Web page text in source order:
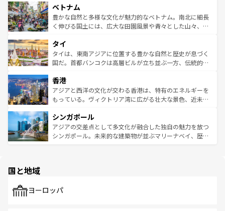
参照してほしい。
容にもいいと評判のスイーツなど、バラエティ豊かな料理
が味わえる。 なお、新着の台湾情報は コンテンツ一覧を参
照してほしい。
き、地方に足を延ばせば四季折々の自然美を楽しむことが
できる。そして、キムチや焼肉、絶品のストリートフード
まで、さまざまな韓国料理が待っている。夜には、韓国な
リティに包まれながら、韓国の多彩な魅力を心ゆくまで味
わってみてほしい。 なお、新着の韓国情報はコンテンツ一
覧を参照してほしい。
ベトナム
豊かな自然と多様な文化が魅力的なベトナム。南北に細長
く伸びる国土には、広大な田園風景や青々とした山々、世
急速な発展と共に伝統が息づく。ハノイの古い町並みやホ
ーチミン市のフランス統治時代の建物も、独特の雰囲気を
醸し出している。また、バラエティの豊かさとおいしさで
とつ。フォーやバインミー、ベトナムコーヒーなどは、ぜ
ひ現地で味わいたい。どの地域を訪れてもあたたかい人々
が旅行者を迎えてくれるので、きっと忘れられない旅にな
参照してほしい。
タイ
タイは、東南アジアに位置する豊かな自然と歴史が息づく
国だ。首都バンコクは高層ビルが立ち並ぶ一方、伝統的な
の活気が交差している。北部ではチェンマイなどの山岳地
帯で自然と触れ合い、南部ではプーケットやクラビの美し
いビーチでリゾート気分を楽しむことができる。タイ料理
激する。気候は一年中温暖で、どの季節にも異なる楽しみ
が待っている。親しみやすいタイの人々、仏教を中心とし
た文化、そして多様な観光資源が、訪れる旅人を魅了し続
香港
アジアと西洋の文化が交わる香港は、特有のエネルギーを
もっている。ヴィクトリア湾に広がる壮大な景色、近未来
み、どこを訪れても感動するはず。観光スポットが密集し
ており、効率よく見どころを回れるのも魅力。息をのむよ
うな絶景から文化的な体験まで、香港を存分に楽しみ尽く
シンガポール
アジアの交差点として多文化が融合した独自の魅力を放つ
シンガポール。未来的な建築物が並ぶマリーナベイ、歴史
で、ホーカーズは地元の風情を楽しめる外せないスポット
国と地域
ヨーロッパ